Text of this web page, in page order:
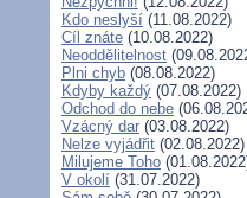
Kdo neslyší (11.08.2022)
Cíl znáte (10.08.2022)
Neoddělitelnost
Plni chyb (08.08.2022)
Kdyby každý (07.08.2022)
Odchod do nebe
Vzácný dar (03.08.2022)
Nelze vyjádřit (02.08.2022)
Milujeme Toho
V okolí (31.07.2022)